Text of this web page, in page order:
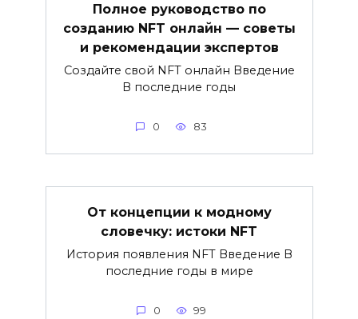
Полное руководство по
созданию NFT онлайн — советы
и рекомендации экспертов
Создайте свой NFT онлайн Введение
В последние годы
0 83
От концепции к модному
словечку: истоки NFT
История появления NFT Введение В
последние годы в мире
0 99